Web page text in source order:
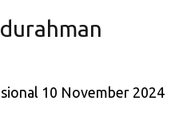
10 November 2024